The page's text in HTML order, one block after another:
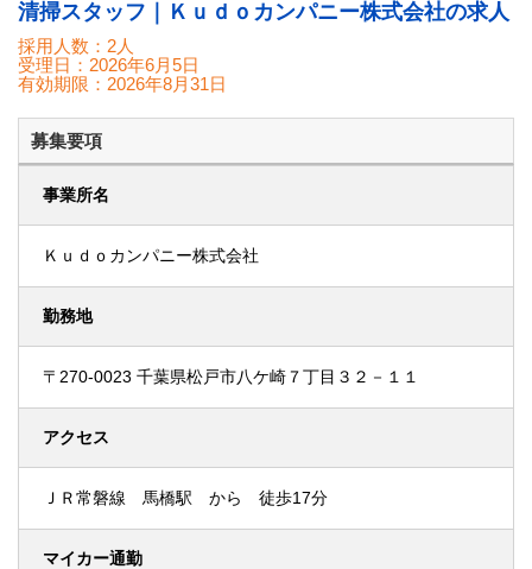
清掃スタッフ｜Ｋｕｄｏカンパニー株式会社の求人
採用人数：2人
受理日： 2026年6月5日
有効期限： 2026年8月31日
募集要項
事業所名
Ｋｕｄｏカンパニー株式会社
勤務地
〒270-0023 千葉県松戸市八ケ崎７丁目３２－１１
アクセス
ＪＲ常磐線 馬橋駅 から 徒歩17分
マイカー通勤